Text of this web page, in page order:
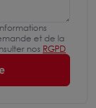
et de la
nos RGPD